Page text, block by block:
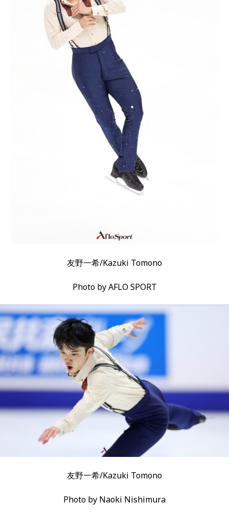
友野一希/Kazuki Tomono
Photo by AFLO SPORT
友野一希/Kazuki Tomono
Photo by Naoki Nishimura